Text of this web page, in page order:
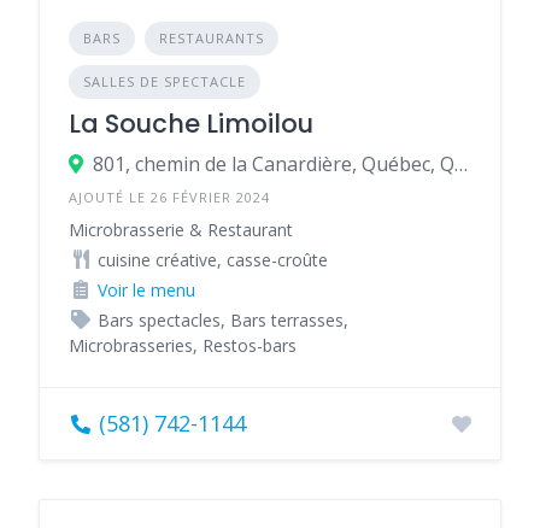
BARS RESTAURANTS
SALLES DE SPECTACLE
La Souche Limoilou
801, chemin de la Canardière, Québec, Québec G1J 2B8, Canada
AJOUTÉ LE 26 FÉVRIER 2024
Microbrasserie & Restaurant
cuisine créative, casse-croûte
Voir le menu
Bars spectacles, Bars terrasses,
Microbrasseries, Restos-bars
(581) 742-1144